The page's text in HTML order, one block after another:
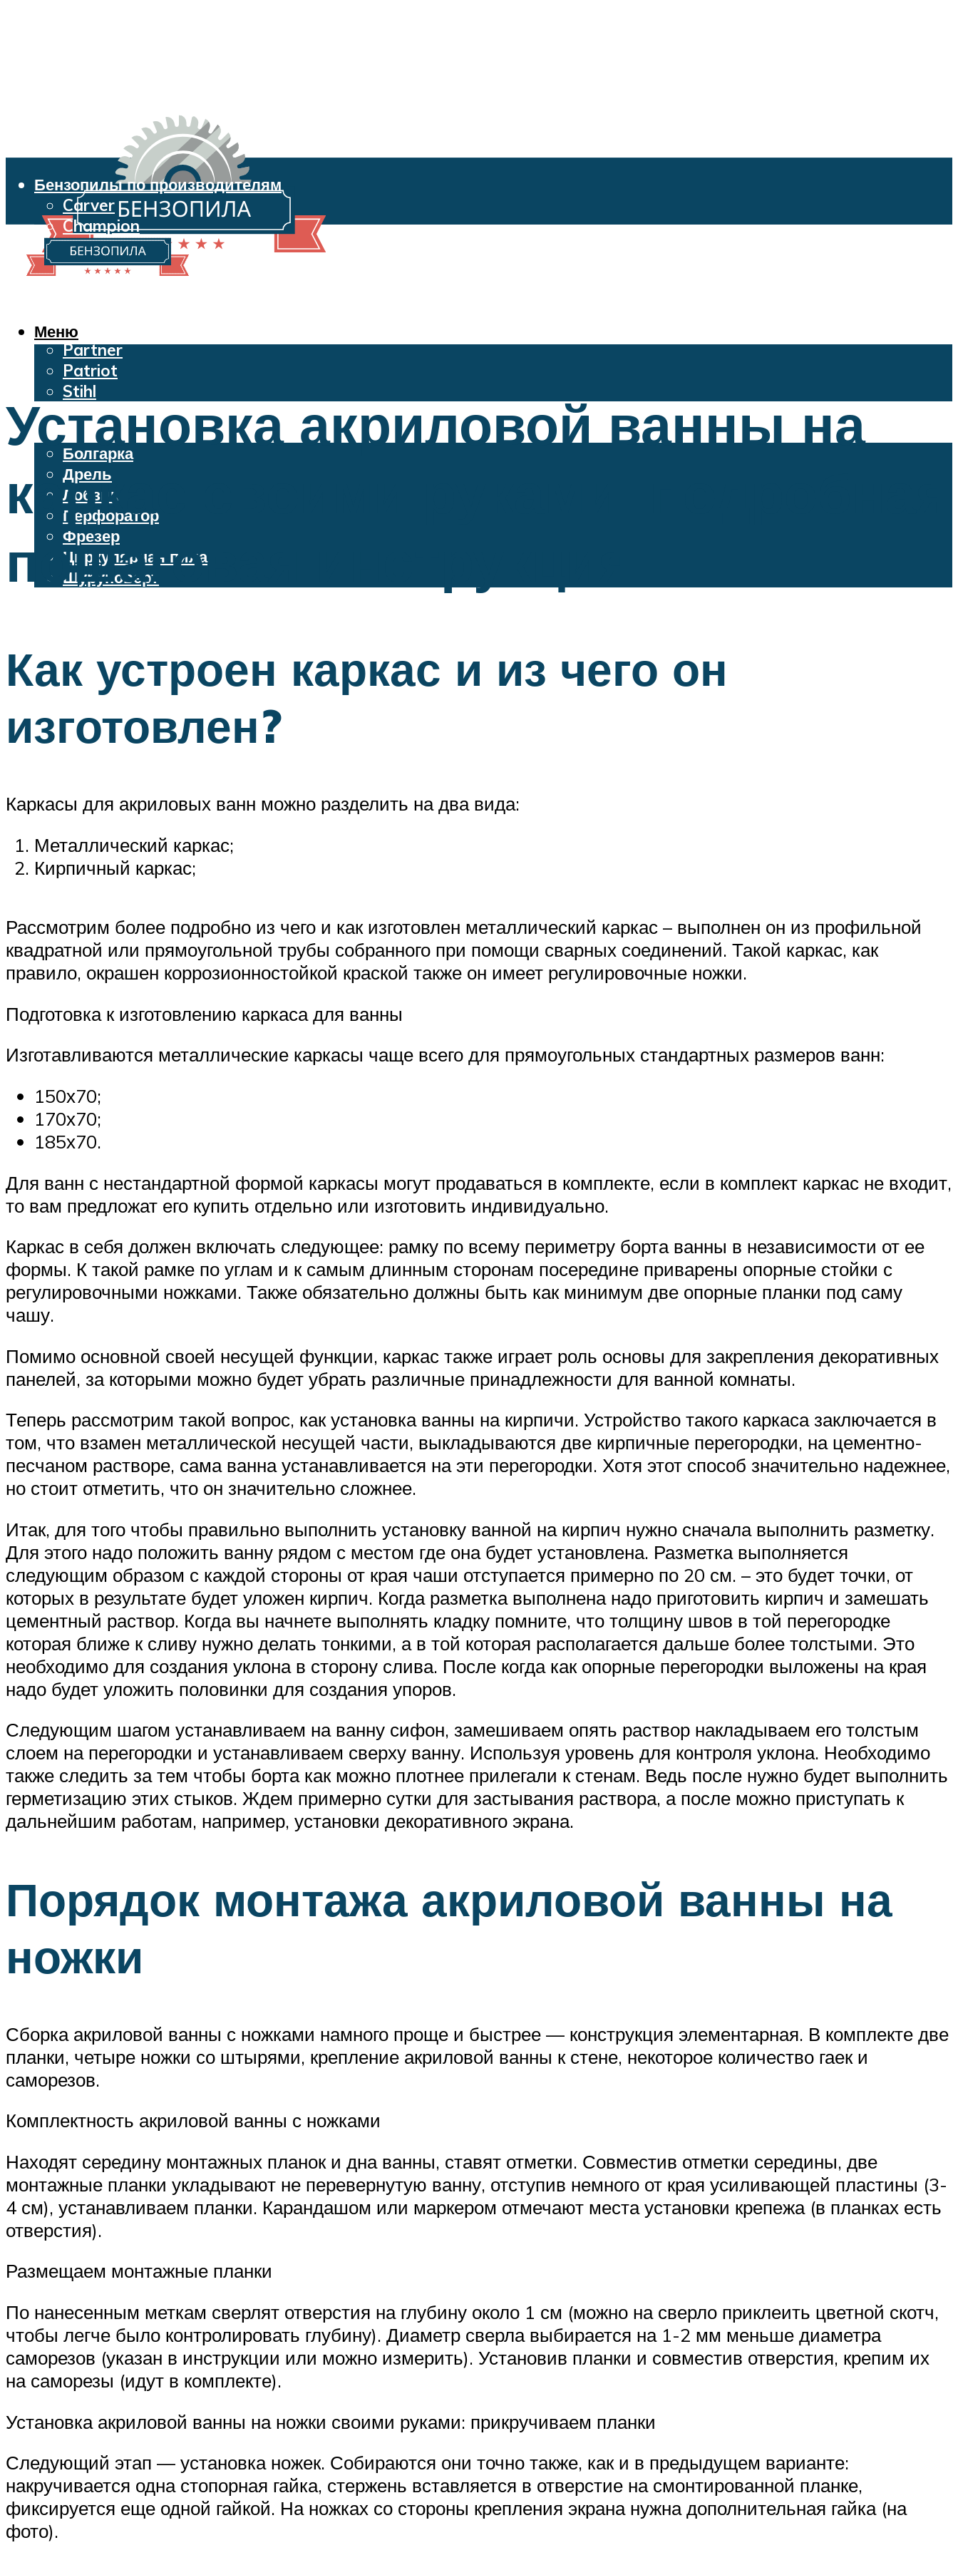
Бензопилы по производителям
Carver
Champion
Echo
Husqvarna
Oleo-Mac
Partner
Patriot
Stihl
Бензопилы
Электроинструменты
Болгарка
Дрель
Лобзик
Перфоратор
Фрезер
Циркулярная пила
Шуруповерт
Меню
Установка акриловой ванны на
каркас своими руками: подробная
пошаговая инструкция
Как устроен каркас и из чего он
изготовлен?
Каркасы для акриловых ванн можно разделить на два вида:
Металлический каркас;
Кирпичный каркас;
Рассмотрим более подробно из чего и как изготовлен металлический каркас – выполнен он из профильной
квадратной или прямоугольной трубы собранного при помощи сварных соединений. Такой каркас, как
правило, окрашен коррозионностойкой краской также он имеет регулировочные ножки.
Подготовка к изготовлению каркаса для ванны
Изготавливаются металлические каркасы чаще всего для прямоугольных стандартных размеров ванн:
150х70;
170х70;
185х70.
Для ванн с нестандартной формой каркасы могут продаваться в комплекте, если в комплект каркас не входит,
то вам предложат его купить отдельно или изготовить индивидуально.
Каркас в себя должен включать следующее: рамку по всему периметру борта ванны в независимости от ее
формы. К такой рамке по углам и к самым длинным сторонам посередине приварены опорные стойки с
регулировочными ножками. Также обязательно должны быть как минимум две опорные планки под саму
чашу.
Помимо основной своей несущей функции, каркас также играет роль основы для закрепления декоративных
панелей, за которыми можно будет убрать различные принадлежности для ванной комнаты.
Теперь рассмотрим такой вопрос, как установка ванны на кирпичи. Устройство такого каркаса заключается в
том, что взамен металлической несущей части, выкладываются две кирпичные перегородки, на цементно-
песчаном растворе, сама ванна устанавливается на эти перегородки. Хотя этот способ значительно надежнее,
но стоит отметить, что он значительно сложнее.
Итак, для того чтобы правильно выполнить установку ванной на кирпич нужно сначала выполнить разметку.
Для этого надо положить ванну рядом с местом где она будет установлена. Разметка выполняется
следующим образом с каждой стороны от края чаши отступается примерно по 20 см. – это будет точки, от
которых в результате будет уложен кирпич. Когда разметка выполнена надо приготовить кирпич и замешать
цементный раствор. Когда вы начнете выполнять кладку помните, что толщину швов в той перегородке
которая ближе к сливу нужно делать тонкими, а в той которая располагается дальше более толстыми. Это
необходимо для создания уклона в сторону слива. После когда как опорные перегородки выложены на края
надо будет уложить половинки для создания упоров.
Следующим шагом устанавливаем на ванну сифон, замешиваем опять раствор накладываем его толстым
слоем на перегородки и устанавливаем сверху ванну. Используя уровень для контроля уклона. Необходимо
также следить за тем чтобы борта как можно плотнее прилегали к стенам. Ведь после нужно будет выполнить
герметизацию этих стыков. Ждем примерно сутки для застывания раствора, а после можно приступать к
дальнейшим работам, например, установки декоративного экрана.
Порядок монтажа акриловой ванны на
ножки
Сборка акриловой ванны с ножками намного проще и быстрее — конструкция элементарная. В комплекте две
планки, четыре ножки со штырями, крепление акриловой ванны к стене, некоторое количество гаек и
саморезов.
Комплектность акриловой ванны с ножками
Находят середину монтажных планок и дна ванны, ставят отметки. Совместив отметки середины, две
монтажные планки укладывают не перевернутую ванну, отступив немного от края усиливающей пластины (3-
4 см), устанавливаем планки. Карандашом или маркером отмечают места установки крепежа (в планках есть
отверстия).
Размещаем монтажные планки
По нанесенным меткам сверлят отверстия на глубину около 1 см (можно на сверло приклеить цветной скотч,
чтобы легче было контролировать глубину). Диаметр сверла выбирается на 1-2 мм меньше диаметра
саморезов (указан в инструкции или можно измерить). Установив планки и совместив отверстия, крепим их
на саморезы (идут в комплекте).
Установка акриловой ванны на ножки своими руками: прикручиваем планки
Следующий этап — установка ножек. Собираются они точно также, как и в предыдущем варианте:
накручивается одна стопорная гайка, стержень вставляется в отверстие на смонтированной планке,
фиксируется еще одной гайкой. На ножках со стороны крепления экрана нужна дополнительная гайка (на
фото).